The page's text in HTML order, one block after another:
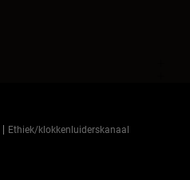
Ethiek/klokkenluiderskanaal